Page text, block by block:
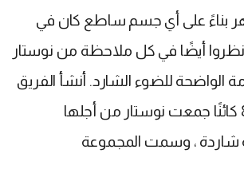
بناءً على أي جسم ساطع كان في
أيضًا في كل ملاحظة من نوستار
الواضحة للضوء الشارد. أنشأ الفريق
فهرسًا لحوالي 80 كائنًا جمعت نوستار من أجلها
، وسمت المجموعة